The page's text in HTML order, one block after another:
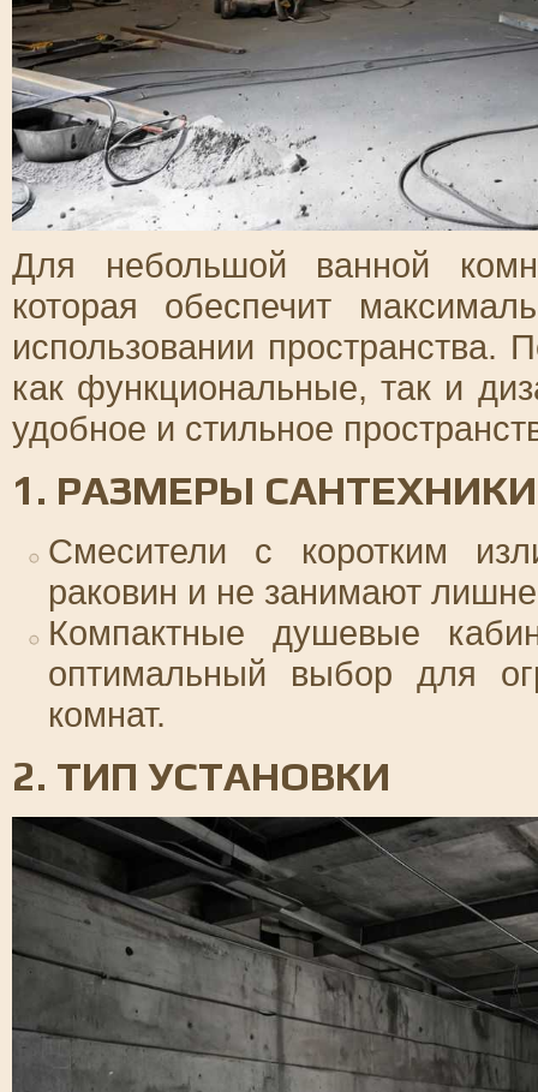
Для небольшой ванной
которая обеспечит
использовании пространства.
как функциональные, так и
удобное и стильное
1. РАЗМЕРЫ САНТЕХНИКИ
Смесители с коротким
раковин и не занимают
Компактные душевые
оптимальный выбор для
комнат.
2. ТИП УСТАНОВКИ